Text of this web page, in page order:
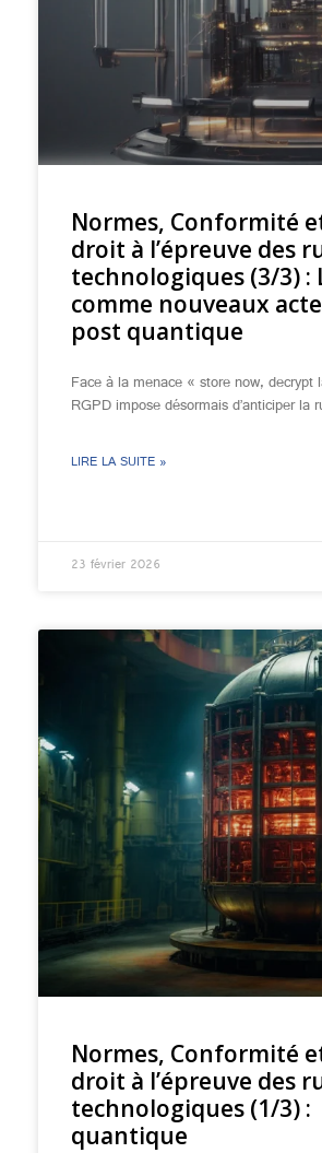
Normes, Conformité
droit à l’épreuve des
technologiques (3/3) :
comme nouveaux
post quantique
Face à la menace « store now,
RGPD impose désormais d’anticiper la
LIRE LA SUITE »
23 février 2026
Normes, Conformité
droit à l’épreuve des
technologiques (1/3) :
quantique